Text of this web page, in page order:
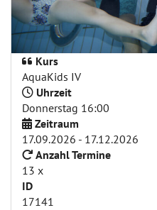
Kurs
AquaKids IV
Uhrzeit
Donnerstag 16:00
Zeitraum
17.09.2026 - 17.12.2026
Anzahl Termine
13 x
ID
17141